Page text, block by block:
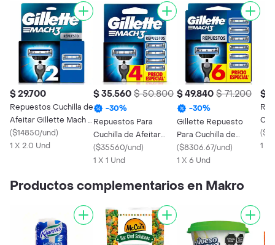
$ 29.700
Repuestos Cuchilla de
Afeitar Gillette Mach 3
2 Uds
($14850/und)
1 X 2.0 Und
$ 35.560 $ 50.800
-30%
Repuestos Para
Cuchilla de Afeitar
Gillette Mach 3 4 Und
($35560/und)
1 X 1 Und
$ 49.840 $ 71.200
-30%
Gillette Repuesto
Para Cuchilla de
Afeitar Mach 3
($8306.67/und)
1 X 6 Und
$
(
1 x
Productos complementarios en Makro